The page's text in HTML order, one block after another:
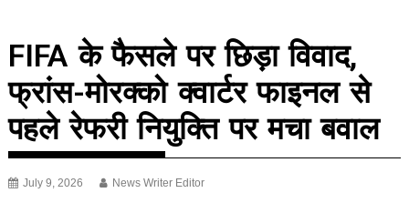
FIFA के फैसले पर छिड़ा विवाद,
फ्रांस-मोरक्को क्वार्टर फाइनल से
पहले रेफरी नियुक्ति पर मचा बवाल
July 9, 2026 News Writer Editor